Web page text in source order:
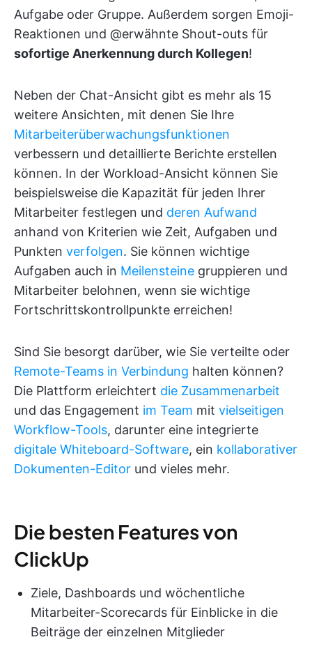
Aufgabe oder Gruppe. Außerdem sorgen Emoji-
Reaktionen und @erwähnte Shout-outs für
sofortige Anerkennung durch Kollegen!
Neben der Chat-Ansicht gibt es mehr als 15
weitere Ansichten, mit denen Sie Ihre
Mitarbeiterüberwachungsfunktionen
verbessern und detaillierte Berichte erstellen
können. In der Workload-Ansicht können Sie
beispielsweise die Kapazität für jeden Ihrer
Mitarbeiter festlegen und deren Aufwand
anhand von Kriterien wie Zeit, Aufgaben und
Punkten verfolgen. Sie können wichtige
Aufgaben auch in Meilensteine gruppieren und
Mitarbeiter belohnen, wenn sie wichtige
Fortschrittskontrollpunkte erreichen!
Sind Sie besorgt darüber, wie Sie verteilte oder
Remote-Teams in Verbindung halten können?
Die Plattform erleichtert die Zusammenarbeit
und das Engagement im Team mit vielseitigen
Workflow-Tools, darunter eine integrierte
digitale Whiteboard-Software, ein kollaborativer
Dokumenten-Editor und vieles mehr.
Die besten Features von
ClickUp
Ziele, Dashboards und wöchentliche
Mitarbeiter-Scorecards für Einblicke in die
Beiträge der einzelnen Mitglieder